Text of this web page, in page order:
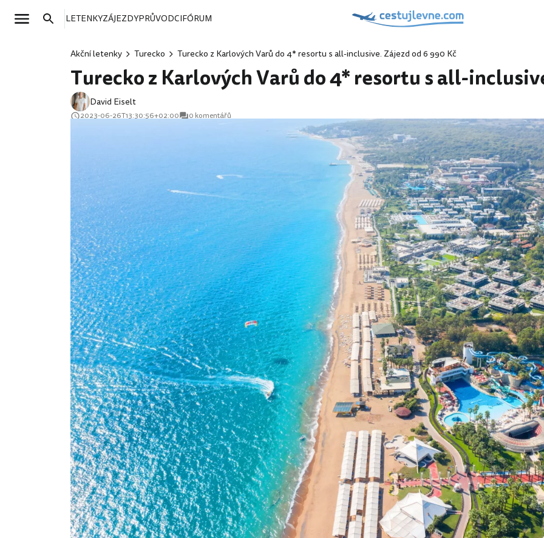
LETENKYZÁJEZDYPRŮVODCIFÓRUM
Akční letenky Turecko Turecko z Karlových Varů do 4* resortu s all-inclusive. Zájezd od 6 990 Kč
Turecko z Karlových Varů do 4* resortu s all-
David Eiselt
2023-06-26T13:30:56+02:00 0 komentářů